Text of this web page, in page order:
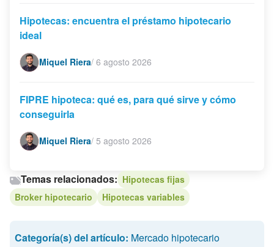
Hipotecas: encuentra el préstamo hipotecario
ideal
Miquel Riera/ 6 agosto 2026
FIPRE hipoteca: qué es, para qué sirve y cómo
conseguirla
Miquel Riera/ 5 agosto 2026
Temas relacionados: Hipotecas fijas
Broker hipotecario
Hipotecas variables
Categoría(s) del artículo: Mercado hipotecario